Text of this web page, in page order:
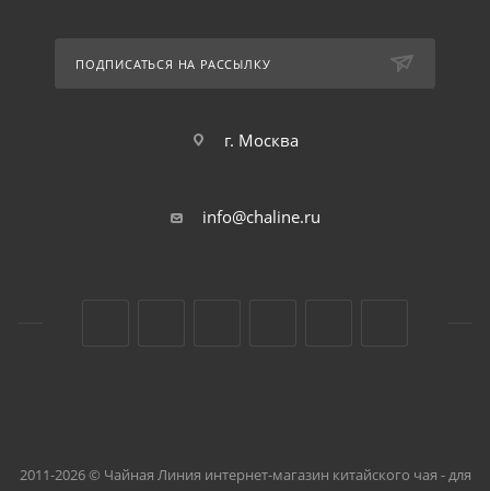
ПОДПИСАТЬСЯ НА РАССЫЛКУ
г. Москва
info@chaline.ru
2011-2026 © Чайная Линия интернет-магазин китайского чая - для